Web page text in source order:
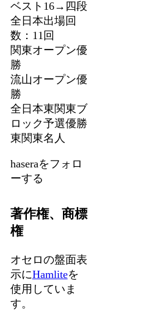
ベスト16→四段
全日本出場回
数：11回
関東オープン優
勝
流山オープン優
勝
全日本東関東ブ
ロック予選優勝
東関東名人
haseraをフォロ
ーする
著作権、商標
権
オセロの盤面表
示にHamliteを
使用していま
す。